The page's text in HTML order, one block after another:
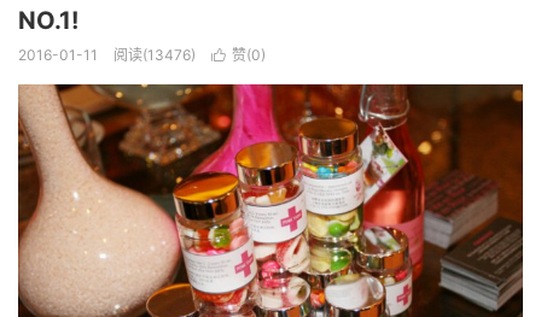
NO.1!
2016-01-11 阅读(13476)  赞(0)